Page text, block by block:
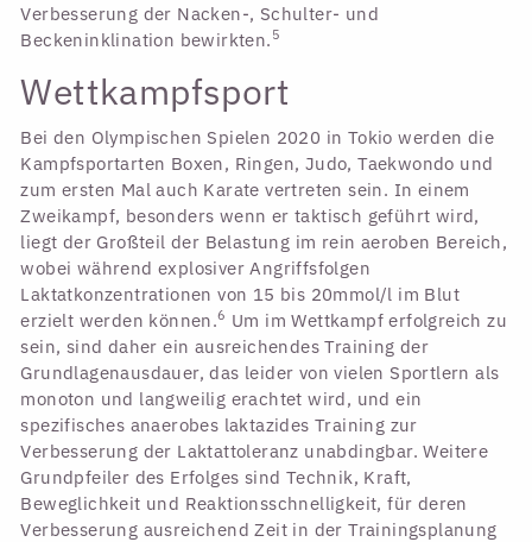
Verbesserung der Nacken-, Schulter- und
Beckeninklination bewirkten. 5
Wettkampfsport
Bei den Olympischen Spielen 2020 in Tokio werden die
Kampfsportarten Boxen, Ringen, Judo, Taekwondo und
zum ersten Mal auch Karate vertreten sein. In einem
Zweikampf, besonders wenn er taktisch geführt wird,
liegt der Großteil der Belastung im rein aeroben Bereich,
wobei während explosiver Angriffsfolgen
Laktatkonzentrationen von 15 bis 20mmol/l im Blut
erzielt werden können.6 Um im Wettkampf erfolgreich zu
sein, sind daher ein ausreichendes Training der
Grundlagenausdauer, das leider von vielen Sportlern als
monoton und langweilig erachtet wird, und ein
spezifisches anaerobes laktazides Training zur
Verbesserung der Laktattoleranz unabdingbar. Weitere
Grundpfeiler des Erfolges sind Technik, Kraft,
Beweglichkeit und Reaktionsschnelligkeit, für deren
Verbesserung ausreichend Zeit in der Trainingsplanung